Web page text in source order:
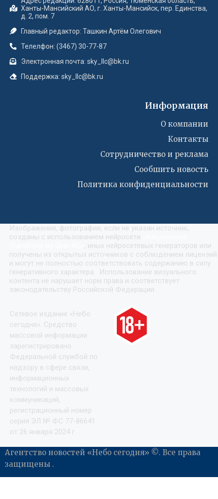
Ханты-Мансийский АО, г. Ханты-Мансийск, пер. Единства,
д. 2, пом. 7
Главный редактор: Ташкин Артём Олегович
Телелфон: (3467) 30-77-87
Электронная почта: sky_llc@bk.ru
Поддержка: sky_llc@bk.ru
Информация
О компании
Контакты
Сотрудничество и реклама
Сообшить новость
Политика конфиденциальности
Изображения, фотографии, если не указан источник,
созданы с использованием нейросети
, иных нейросетевых генераторов или
получены из открытых источников с соблюдением лицензий
и могут не полностью соответствовать содержанию в силу
генеративного характера. Использование визуального
контента не нарушает норм права и соответствует
законодательству Российской Федерации.
Сетевое издание «Небо
сегодня». Средство
массовой информации
зарегистрировано
Федеральной службой по
надзору в сфере связи,
информационных
технологий и массовых
коммуникаций,
регистрационный номер
серия ЭЛ № ФС 77-86641
от 26 января 2024 г.
Агентство новостей «Небо сегодня» ©. Все права
защищены .